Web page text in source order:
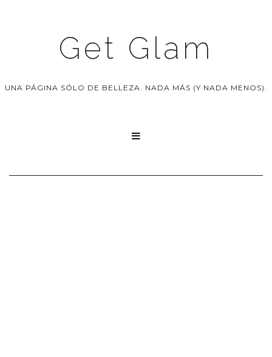
Get Glam
UNA PÁGINA SÓLO DE BELLEZA. NADA MÁS (Y NADA MENOS).
